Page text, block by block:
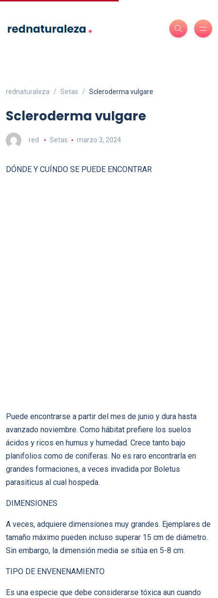
rednaturaleza Setas Scleroderma vuIgare
Scleroderma vuIgare
red Setas marzo 3, 2024
DÓNDE Y CUÍNDO SE PUEDE ENCONTRAR
Puede encontrarse a partir del mes de junio y dura hasta
avanzado noviembre. Como hábitat prefiere los suelos
ácidos y ricos en humus y humedad. Crece tanto bajo
planifolios como de coníferas. No es raro encontrarla en
grandes formaciones, a veces invadida por Boletus
parasiticus al cual hospeda.
DIMENSIONES
A veces, adquiere dimensiones muy grandes. Ejemplares de
tamaño máximo pueden incluso superar 15 cm de diámetro.
Sin embargo, la dimensión media se sitúa en 5-8 cm.
TIPO DE ENVENENAMIENTO
Es una especie que debe considerarse tóxica aun cuando